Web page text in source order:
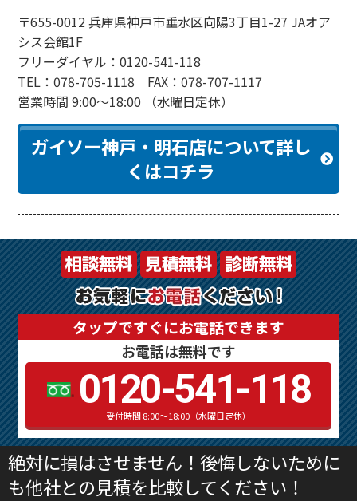
〒655-0012 兵庫県神戸市垂水区向陽3丁目1-27 JAオア
シス会館1F
フリーダイヤル：0120-541-118
TEL：078-705-1118 FAX：078-707-1117
営業時間 9:00～18:00 （水曜日定休）
ガイソー神戸・明石店について詳し
くはコチラ
タップですぐにお電話できます
お電話は無料です
0120-541-118
受付時間 8:00～18:00（水曜日定休）
絶対に損はさせません！後悔しないために
も他社との見積を比較してください！